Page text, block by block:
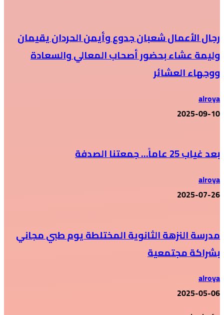
رجال الأعمال شعبان جدوع وأيمن الحردان يقيمان
وليمة عشاء بحضور أصحاب المعالي والسعادة
ووجهاء العشائر
alroya
2025-09-10
بعد غياب 25 عاماً… جمعتنا الصدفة
alroya
2025-07-26
مدرسة النزهة الثانوية المختلطة يوم طبي مجاني
بشراكة مجتمعية
alroya
2025-05-06